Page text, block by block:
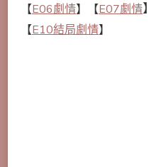
【E06劇情】【E07劇情
【E10結局劇情】